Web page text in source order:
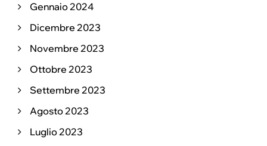
Gennaio 2024
Dicembre 2023
Novembre 2023
Ottobre 2023
Settembre 2023
Agosto 2023
Luglio 2023